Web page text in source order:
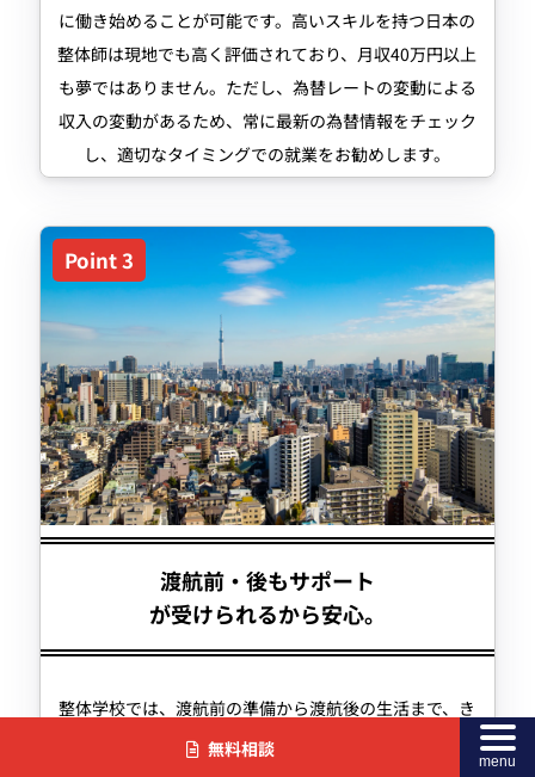
に働き始めることが可能です。高いスキルを持つ日本の
整体師は現地でも高く評価されており、月収40万円以上
も夢ではありません。ただし、為替レートの変動による
収入の変動があるため、常に最新の為替情報をチェック
し、適切なタイミングでの就業をお勧めします。
渡航前・後もサポート
が受けられるから安心。
整体学校では、渡航前の準備から渡航後の生活まで、き
め細やかなサポートを提供しています。ビザの取得や住
無料相談
menu